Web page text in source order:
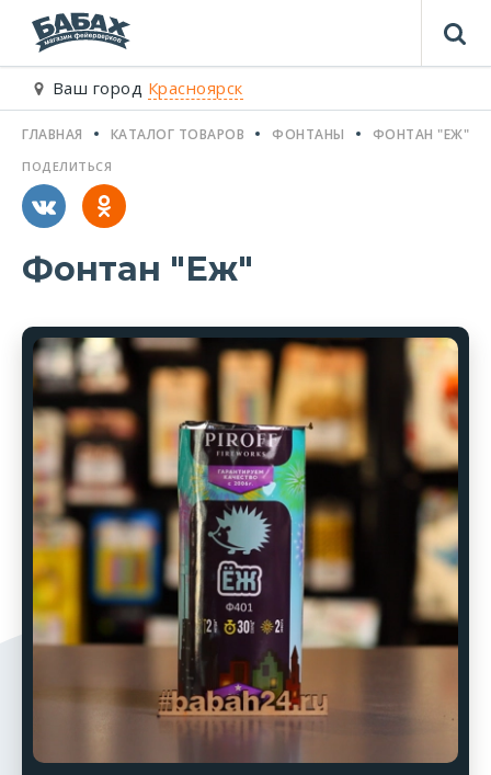
Ваш город Красноярск
ГЛАВНАЯ КАТАЛОГ ТОВАРОВ ФОНТАНЫ ФОНТАН "ЕЖ"
Фонтан "Еж"
ПОДЕЛИТЬСЯ